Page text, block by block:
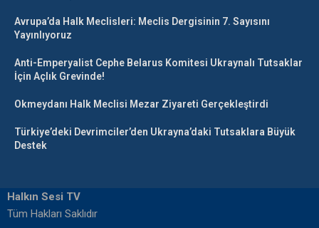
Avrupa’da Halk Meclisleri: Meclis Dergisinin 7. Sayısını
Yayınlıyoruz
Anti-Emperyalist Cephe Belarus Komitesi Ukraynalı Tutsaklar
İçin Açlık Grevinde!
Okmeydanı Halk Meclisi Mezar Ziyareti Gerçekleştirdi
Türkiye’deki Devrimciler’den Ukrayna’daki Tutsaklara Büyük
Destek
Halkın Sesi TV
Tüm Hakları Saklıdır